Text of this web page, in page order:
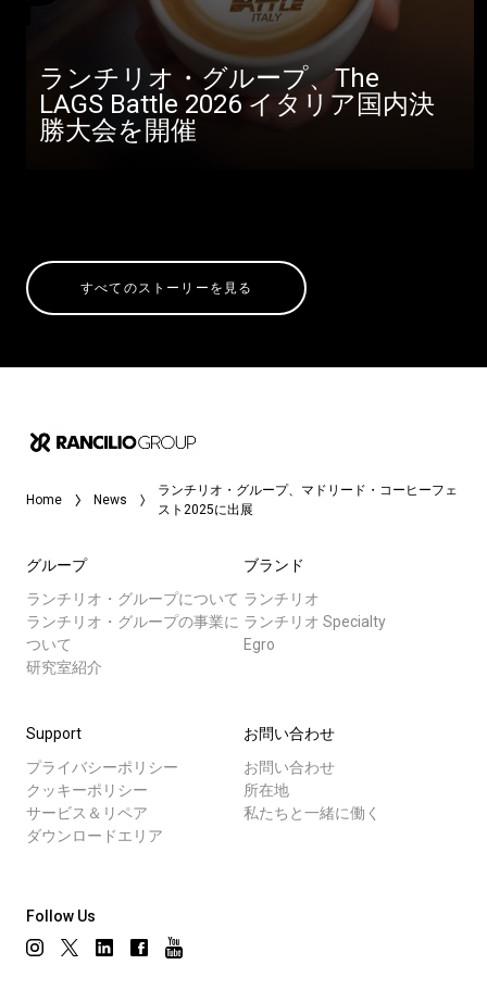
ランチリオ・グループ、The
LAGS Battle 2026 イタリア国内決
勝大会を開催
すべてのストーリーを見る
Home News
ランチリオ・グループ、マドリード・コーヒーフェ
スト2025に出展
グループ
ランチリオ・グループについて
ランチリオ・グループの事業に
ついて
研究室紹介
ブランド
ランチリオ
ランチリオ Specialty
Egro
Support
プライバシーポリシー
クッキーポリシー
サービス＆リペア
ダウンロードエリア
お問い合わせ
お問い合わせ
所在地
私たちと一緒に働く
Follow Us